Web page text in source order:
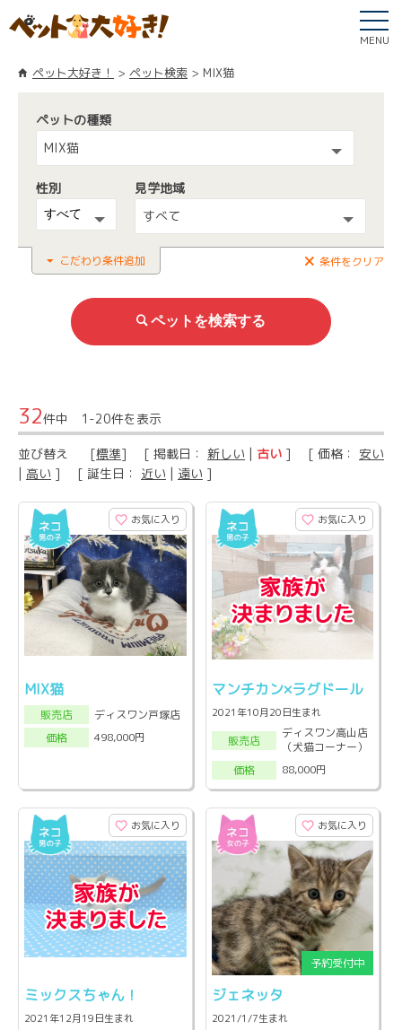
MENU
ペット大好き！ ペット検索 MIX猫
ペットの種類
MIX猫
性別
見学地域
すべて
こだわり条件追加 条件をクリア
32件中 1-20件を表示
並び替え [標準] [ 掲載日： 新しい | 古い ] [ 価格： 安い
| 高い ] [ 誕生日： 近い | 遠い ]
お気に入り
MIX猫
販売店
ディスワン戸塚店
価格
498,000円
お気に入り
マンチカン×ラグドール
2021年10月20日生まれ
販売店
ディスワン高山店
（犬猫コーナー）
価格
88,000円
お気に入り
ミックスちゃん！
2021年12月19日生まれ
お気に入り
ジェネッタ
2021/1/7生まれ